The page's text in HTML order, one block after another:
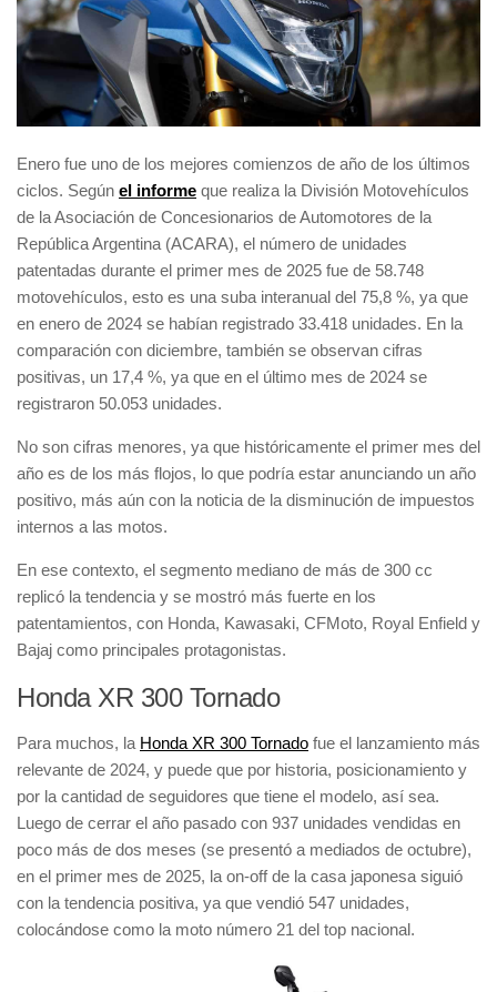
Enero fue uno de los mejores comienzos de año de los últimos
ciclos. Según el informe que realiza la División Motovehículos
de la Asociación de Concesionarios de Automotores de la
República Argentina (ACARA), el número de unidades
patentadas durante el primer mes de 2025 fue de 58.748
motovehículos, esto es una suba interanual del 75,8 %, ya que
en enero de 2024 se habían registrado 33.418 unidades. En la
comparación con diciembre, también se observan cifras
positivas, un 17,4 %, ya que en el último mes de 2024 se
registraron 50.053 unidades.
No son cifras menores, ya que históricamente el primer mes del
año es de los más flojos, lo que podría estar anunciando un año
positivo, más aún con la noticia de la disminución de impuestos
internos a las motos.
En ese contexto, el segmento mediano de más de 300 cc
replicó la tendencia y se mostró más fuerte en los
patentamientos, con Honda, Kawasaki, CFMoto, Royal Enfield y
Bajaj como principales protagonistas.
Honda XR 300 Tornado
Para muchos, la Honda XR 300 Tornado fue el lanzamiento más
relevante de 2024, y puede que por historia, posicionamiento y
por la cantidad de seguidores que tiene el modelo, así sea.
Luego de cerrar el año pasado con 937 unidades vendidas en
poco más de dos meses (se presentó a mediados de octubre),
en el primer mes de 2025, la on-off de la casa japonesa siguió
con la tendencia positiva, ya que vendió 547 unidades,
colocándose como la moto número 21 del top nacional.